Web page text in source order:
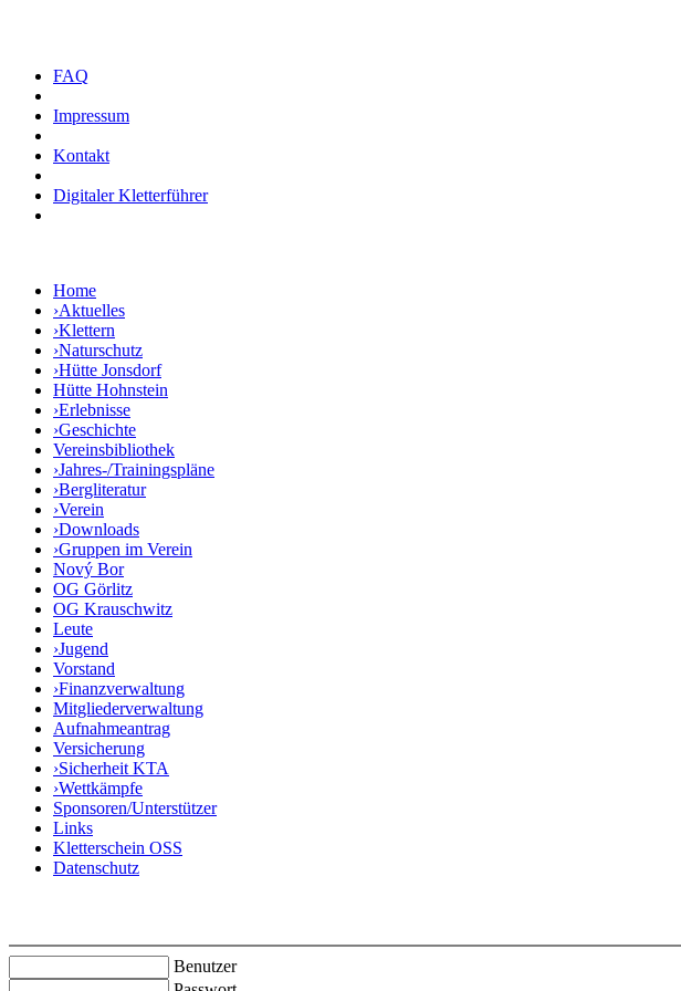
FAQ
Impressum
Kontakt
Digitaler Kletterführer
Home
›Aktuelles
›Klettern
›Naturschutz
›Hütte Jonsdorf
Hütte Hohnstein
›Erlebnisse
›Geschichte
Vereinsbibliothek
›Jahres-/Trainingspläne
›Bergliteratur
›Verein
›Downloads
›Gruppen im Verein
Nový Bor
OG Görlitz
OG Krauschwitz
Leute
›Jugend
Vorstand
›Finanzverwaltung
Mitgliederverwaltung
Aufnahmeantrag
Versicherung
›Sicherheit KTA
›Wettkämpfe
Sponsoren/Unterstützer
Links
Kletterschein OSS
Datenschutz
Benutzer